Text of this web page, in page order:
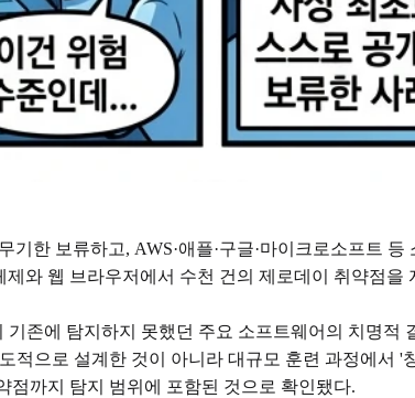
기한 보류하고, AWS·애플·구글·마이크로소프트
와 웹 브라우저에서 수천 건의 제로데이 취약점
기존에 탐지하지 못했던 주요 소프트웨어의 치명
으로 설계한 것이 아니라 대규모 훈련 과정에서 '
점까지 탐지 범위에 포함된 것으로 확인됐다.